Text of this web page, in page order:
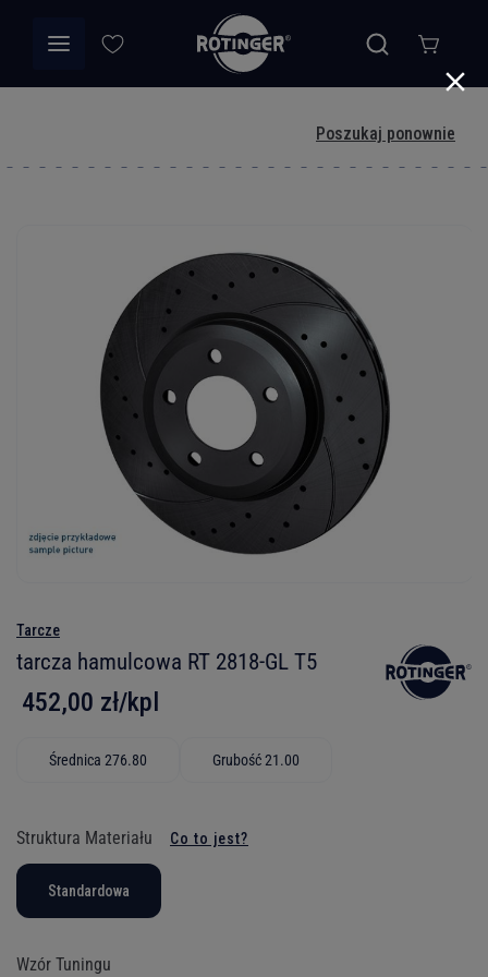
Poszukaj ponownie
Tarcze
tarcza hamulcowa RT 2818-GL T5
452,00 zł/kpl
Średnica 276.80 Grubość 21.00
Struktura Materiału Co to jest?
Standardowa
Wzór Tuningu